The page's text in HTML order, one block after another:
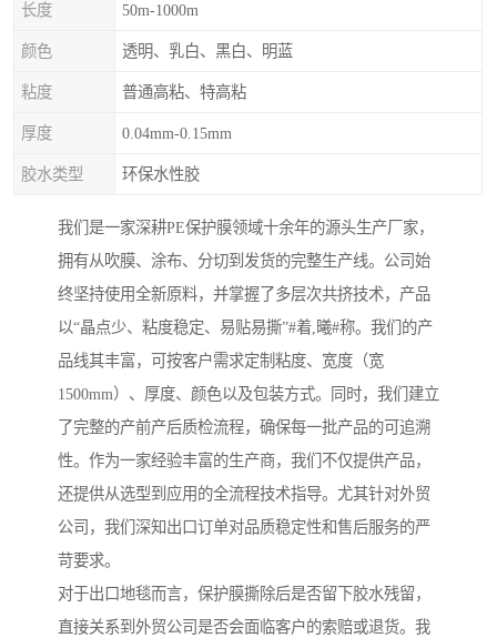
长度 50m-1000m
颜色 透明、乳白、黑白、明蓝
粘度 普通高粘、特高粘
厚度 0.04mm-0.15mm
胶水类型 环保水性胶
我们是一家深耕PE保护膜领域十余年的源头生产厂家，
拥有从吹膜、涂布、分切到发货的完整生产线。公司始
终坚持使用全新原料，并掌握了多层次共挤技术，产品
以“晶点少、粘度稳定、易贴易撕”#着,曦#称。我们的产
品线其丰富，可按客户需求定制粘度、宽度（宽
1500mm）、厚度、颜色以及包装方式。同时，我们建立
了完整的产前产后质检流程，确保每一批产品的可追溯
性。作为一家经验丰富的生产商，我们不仅提供产品，
还提供从选型到应用的全流程技术指导。尤其针对外贸
公司，我们深知出口订单对品质稳定性和售后服务的严
苛要求。
对于出口地毯而言，保护膜撕除后是否留下胶水残留，
直接关系到外贸公司是否会面临客户的索赔或退货。我